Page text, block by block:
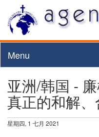
Menu
亚洲/韩国 -
真正的和解
星期四, 1 七月 2021